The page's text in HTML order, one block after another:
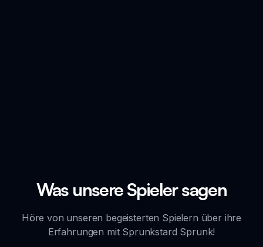
Was unsere Spieler sagen
Höre von unseren begeisterten Spielern über ihre
Erfahrungen mit Sprunkstard Sprunk!